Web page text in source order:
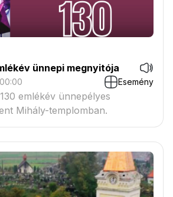
ünnepi megnyitója
Esemény
emlékév ünnepélyes
Mihály-templomban.